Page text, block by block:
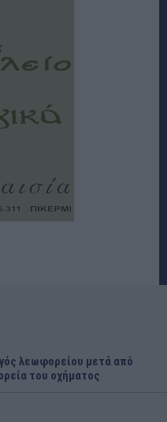
λεωφορείου μετά από
του οχήματος